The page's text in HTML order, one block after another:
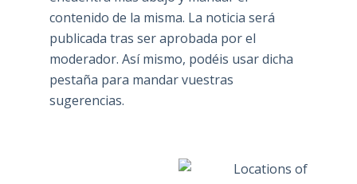
contenido de la misma. La noticia será
publicada tras ser aprobada por el
moderador. Así mismo, podéis usar dicha
pestaña para mandar vuestras
sugerencias.